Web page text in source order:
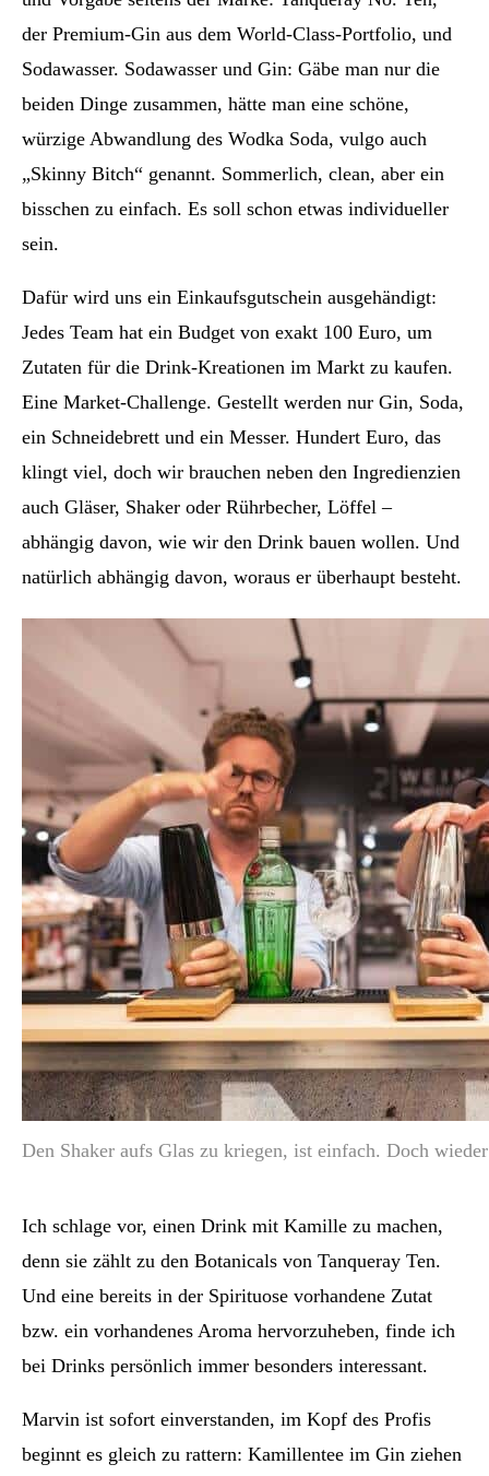
der Premium-Gin aus dem World-Class-Portfolio, und
Sodawasser. Sodawasser und Gin: Gäbe man nur die
beiden Dinge zusammen, hätte man eine schöne,
würzige Abwandlung des Wodka Soda, vulgo auch
„Skinny Bitch“ genannt. Sommerlich, clean, aber ein
bisschen zu einfach. Es soll schon etwas individueller
sein.
Dafür wird uns ein Einkaufsgutschein ausgehändigt:
Jedes Team hat ein Budget von exakt 100 Euro, um
Zutaten für die Drink-Kreationen im Markt zu kaufen.
Eine Market-Challenge. Gestellt werden nur Gin, Soda,
ein Schneidebrett und ein Messer. Hundert Euro, das
klingt viel, doch wir brauchen neben den Ingredienzien
auch Gläser, Shaker oder Rührbecher, Löffel –
abhängig davon, wie wir den Drink bauen wollen. Und
natürlich abhängig davon, woraus er überhaupt besteht.
Den Shaker aufs Glas zu kriegen, ist einfach. Doch
Ich schlage vor, einen Drink mit Kamille zu machen,
denn sie zählt zu den Botanicals von Tanqueray Ten.
Und eine bereits in der Spirituose vorhandene Zutat
bzw. ein vorhandenes Aroma hervorzuheben, finde ich
bei Drinks persönlich immer besonders interessant.
Marvin ist sofort einverstanden, im Kopf des Profis
beginnt es gleich zu rattern: Kamillentee im Gin ziehen